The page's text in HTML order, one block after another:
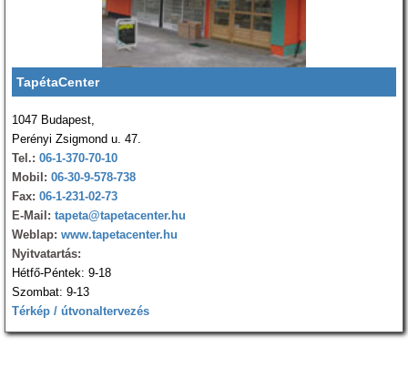
TapétaCenter
1047 Budapest,
Perényi Zsigmond u. 47.
Tel.: 06-1-370-70-10
Mobil: 06-30-9-578-738
Fax: 06-1-231-02-73
E-Mail: tapeta@tapetacenter.hu
Weblap: www.tapetacenter.hu
Nyitvatartás:
Hétfő-Péntek: 9-18
Szombat: 9-13
Térkép / útvonaltervezés